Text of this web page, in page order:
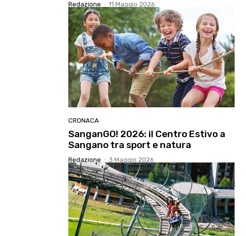
Redazione - 11 Maggio 2026
CRONACA
SanganGO! 2026: il Centro Estivo a
Sangano tra sport e natura
Redazione - 3 Maggio 2026